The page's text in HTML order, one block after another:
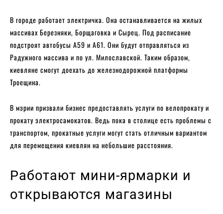
В городе работает электричка. Она останавливается на жилых
массивах Березняки, Борщаговка и Сырец. Под расписание
подстроят автобусы А59 и А61. Они будут отправляться из
Радужного массива и по ул. Милославской. Таким образом,
киевляне смогут доехать до железнодорожной платформы
Троещина.
В мэрии призвали бизнес предоставлять услуги по велопрокату и
прокату электросамокатов. Ведь пока в столице есть проблемы с
транспортом, прокатные услуги могут стать отличным вариантом
для перемещения киевлян на небольшие расстояния.
Работают мини-ярмарки и
открываются магазины